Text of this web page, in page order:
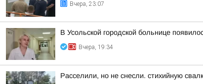
Вчера, 23:07
В Усольской городской больнице
Вчера, 19:34
Расселили, но не снесли. стихийную